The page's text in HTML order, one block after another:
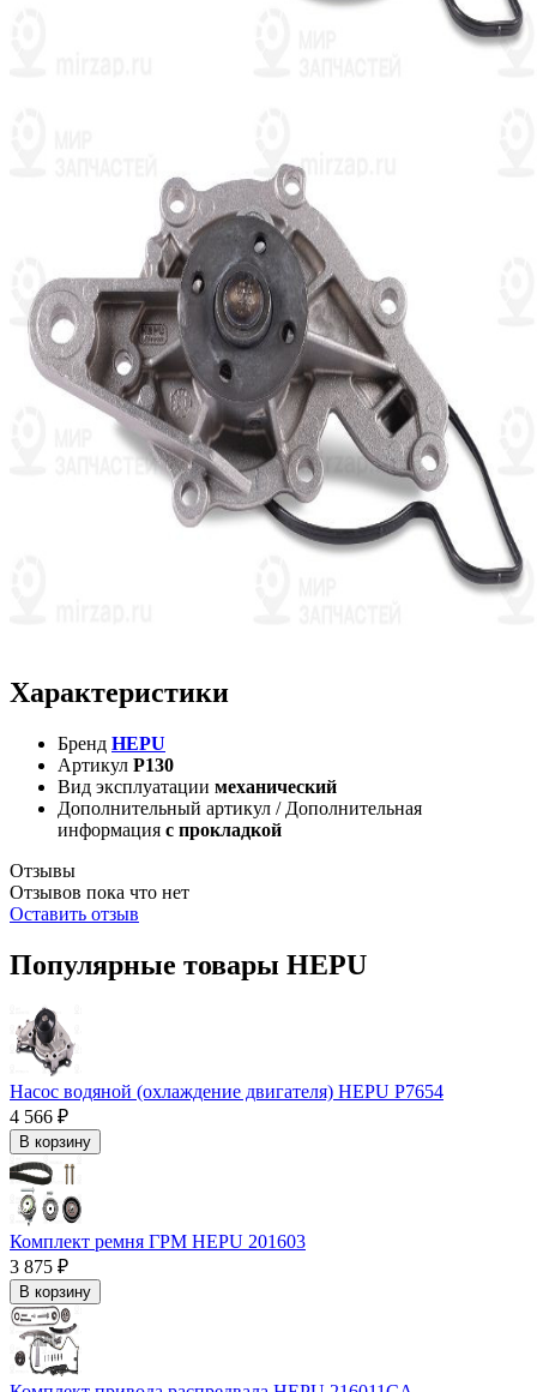
Характеристики
Бренд HEPU
Артикул P130
Вид эксплуатации механический
Дополнительный артикул / Дополнительная
информация с прокладкой
Отзывы
Отзывов пока что нет
Оставить отзыв
Популярные товары HEPU
Насос водяной (охлаждение двигателя) HEPU P7654
4 566 ₽
В корзину
Комплект ремня ГРМ HEPU 201603
3 875 ₽
В корзину